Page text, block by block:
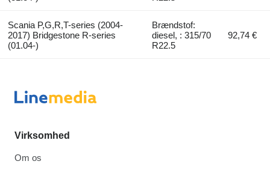
Scania P,G,R,T-series (2004-
2017) Bridgestone R-series
(01.04-)
Brændstof:
diesel, : 315/70
R22.5
92,74 €
Virksomhed
Om os